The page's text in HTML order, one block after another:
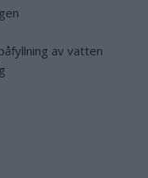
av vatten